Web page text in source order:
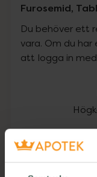
Furosemid,
Du behöver ett
vara. Om du
att logga in